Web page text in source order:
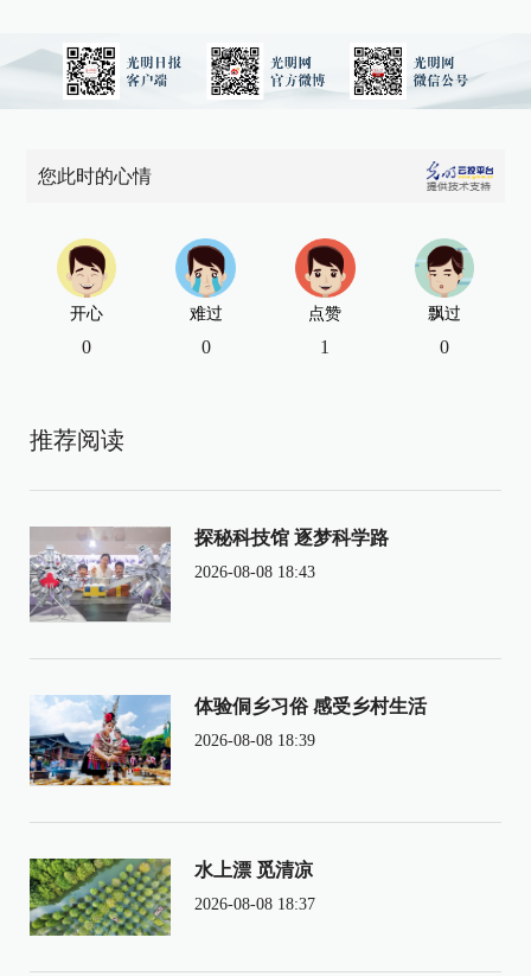
您此时的心情
开心
0
难过
0
点赞
1
飘过
0
推荐阅读
探秘科技馆 逐梦科学路
2026-08-08 18:43
体验侗乡习俗 感受乡村生活
2026-08-08 18:39
水上漂 觅清凉
2026-08-08 18:37